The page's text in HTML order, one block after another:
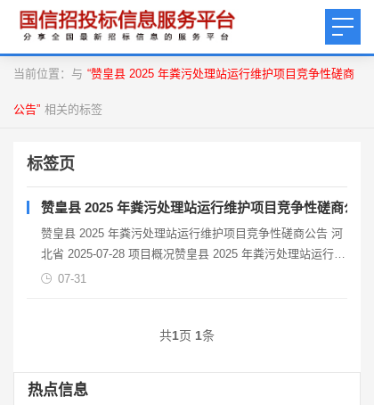
当前位置：与 “赞皇县 2025 年粪污处理站运行维护项目竞争性磋商
公告” 相关的标签
标签页
赞皇县 2025 年粪污处理站运行维护项目竞争性磋商公告
赞皇县 2025 年粪污处理站运行维护项目竞争性磋商公告 河
北省 2025-07-28 项目概况赞皇县 2025 年粪污处理站运行维
护项目采购项目的潜在供应商应
07-31
共1页 1条
热点信息